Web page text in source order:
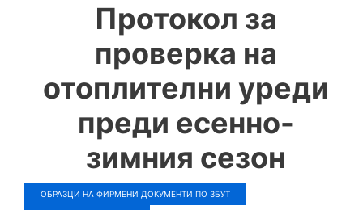
Протокол за
проверка на
отоплителни уреди
преди есенно-
зимния сезон
ОБРАЗЦИ НА ФИРМЕНИ ДОКУМЕНТИ ПО ЗБУТ